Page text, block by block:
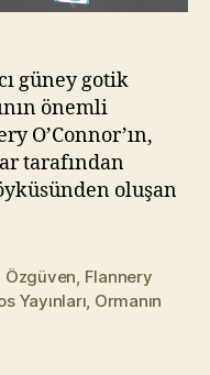
güney gotik
önemli
O’Connor’ın,
tarafından
oluşan
Özgüven, Flannery
Yayınları, Ormanın